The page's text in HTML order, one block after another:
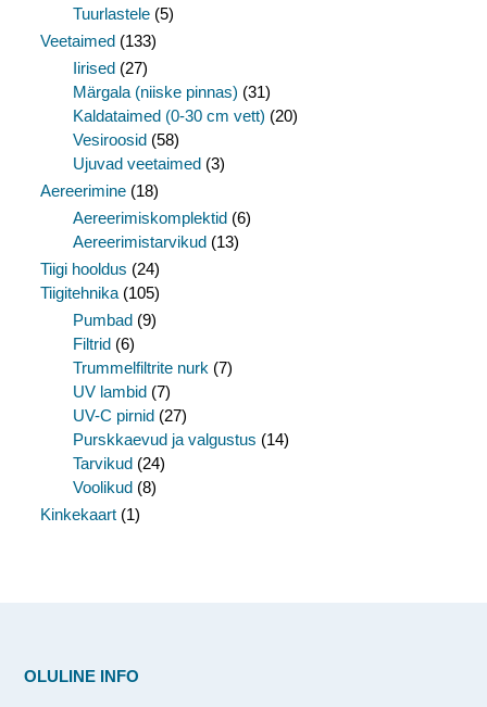
Tuurlastele (5)
Veetaimed (133)
Iirised (27)
Märgala (niiske pinnas) (31)
Kaldataimed (0-30 cm vett) (20)
Vesiroosid (58)
Ujuvad veetaimed (3)
Aereerimine (18)
Aereerimiskomplektid (6)
Aereerimistarvikud (13)
Tiigi hooldus (24)
Tiigitehnika (105)
Pumbad (9)
Filtrid (6)
Trummelfiltrite nurk (7)
UV lambid (7)
UV-C pirnid (27)
Purskkaevud ja valgustus (14)
Tarvikud (24)
Voolikud (8)
Kinkekaart (1)
OLULINE INFO